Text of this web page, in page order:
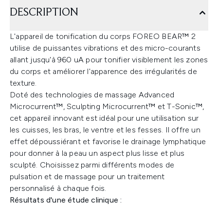
DESCRIPTION
L'appareil de tonification du corps FOREO BEAR™ 2
utilise de puissantes vibrations et des micro-courants
allant jusqu'à 960 uA pour tonifier visiblement les zones
du corps et améliorer l'apparence des irrégularités de
texture.
Doté des technologies de massage Advanced
Microcurrent™, Sculpting Microcurrent™ et T-Sonic™,
cet appareil innovant est idéal pour une utilisation sur
les cuisses, les bras, le ventre et les fesses. Il offre un
effet dépoussiérant et favorise le drainage lymphatique
pour donner à la peau un aspect plus lisse et plus
sculpté. Choisissez parmi différents modes de
pulsation et de massage pour un traitement
personnalisé à chaque fois.
Résultats d'une étude clinique :